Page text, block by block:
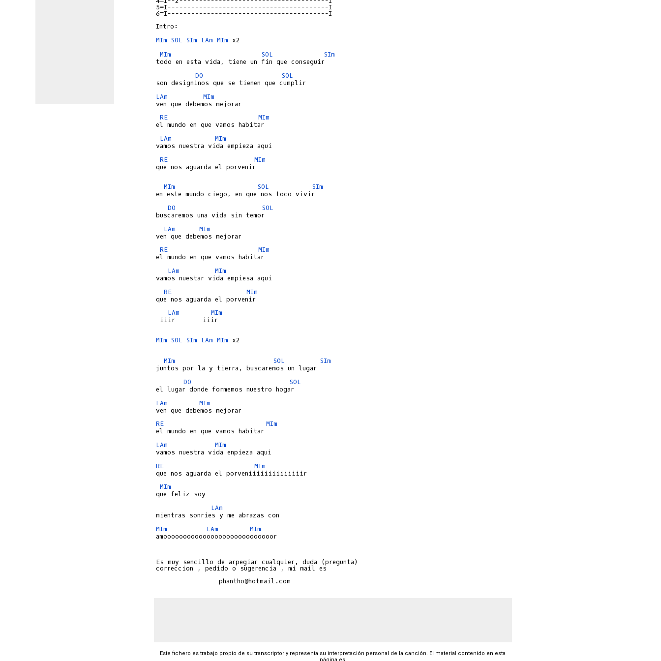
5=I-----------------------------------------I
6=I-----------------------------------------I
MIm SOL SIm LAm MIm
MIm
SOL
SIm
DO
SOL
LAm
MIm
RE
MIm
LAm
MIm
RE
MIm
que nos aguarda el porvenir
MIm SOL
SIm
DO
SOL
LAm
MIm
RE
MIm
LAm
MIm
RE
MIm
LAm
MIm
iiir       iiir
MIm SOL SIm LAm MIm x2
MIm SOL
SIm
DO
SOL
LAm
MIm
RE
MIm
LAm
MIm
RE
MIm
MIm
LAm
MIm
LAm
MIm
amoooooooooooooooooooooooooooor
Es muy sencillo de arpegiar cualquier, duda (pregunta)
correccion , pedido o sugerencia , mi mail es
Este fichero es trabajo propio de su transcriptor y representa su interpretación personal de la canción. El material contenido en esta
página es